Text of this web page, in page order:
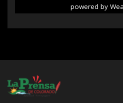
powered by